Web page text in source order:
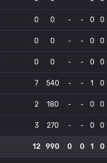
0 0 - - 0 0
0 0 - - 0 0
0 0 - - 0 0
7 540 - - 1 0
2 180 - - 0 0
3 270 - - 0 0
12 990 0 0 1 0